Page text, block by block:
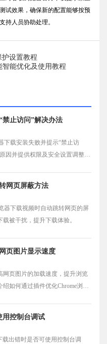
试效果，确保新的配置能够按预
持人员协助处理。
护设置教程
能优化及使用教程
禁止访问”解决办法
下载安装失败并提示“禁止访
因并提供权限及安全设置调整方
网页屏蔽方法
器下载视频时自动跳转网页的屏
被干扰，提升下载体验。
页图片显示速度
网页图片的加载速度，提升浏览
如何通过插件优化Chrome浏览
用控制台调试
载出错时是否可使用控制台调